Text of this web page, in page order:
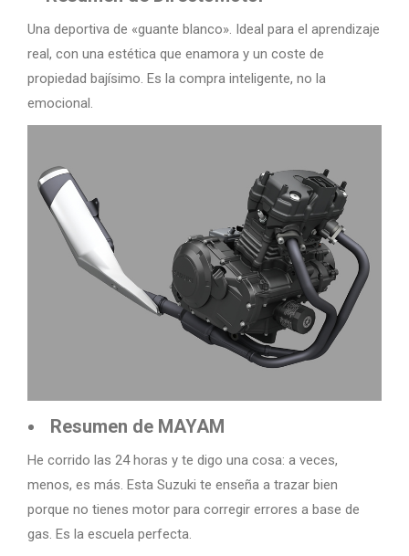
Una deportiva de «guante blanco». Ideal para el aprendizaje
real, con una estética que enamora y un coste de
propiedad bajísimo. Es la compra inteligente, no la
emocional.
Resumen de MAYAM
He corrido las 24 horas y te digo una cosa: a veces,
menos, es más. Esta Suzuki te enseña a trazar bien
porque no tienes motor para corregir errores a base de
gas. Es la escuela perfecta.